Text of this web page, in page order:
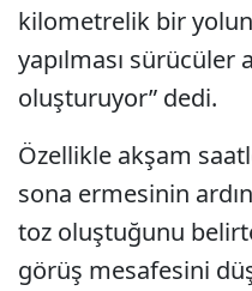
kilometrelik bir yolun
yapılması sürücüler
oluşturuyor” dedi.
Özellikle akşam
sona ermesinin
toz oluştuğunu
görüş mesafesini